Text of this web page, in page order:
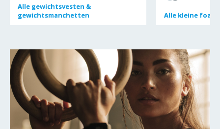
Alle gewichtsvesten &
gewichtsmanchetten
Alle gewichtsvesten &
gewichtsmanchetten
Alle kleine
Alle kleine